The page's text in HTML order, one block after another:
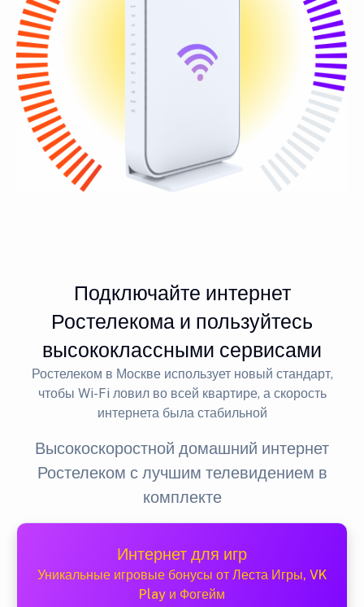
Подключайте интернет
Ростелекома и пользуйтесь
высококлассными сервисами
Ростелеком в Москве использует новый стандарт,
чтобы Wi-Fi ловил во всей квартире, а скорость
интернета была стабильной
Высокоскоростной домашний интернет
Ростелеком с лучшим телевидением в
комплекте
Интернет для игр
Уникальные игровые бонусы от Леста Игры, VK
Play и Фогейм